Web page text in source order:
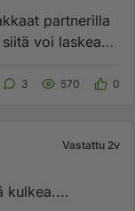
partnerilla
voi laskea
3 570 0
Vastattu 2v
kulkea....